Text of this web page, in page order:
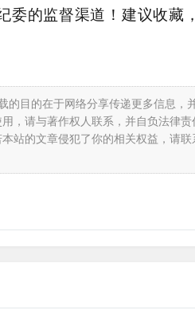
委的监督渠道！建议收藏
的目的在于网络分享传递更多信息，
，请与著作权人联系，并自负法律
站的文章侵犯了你的相关权益，请联